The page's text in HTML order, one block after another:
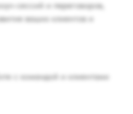
сессий и переговоров,
ваших клиентов и
с командой и клиентами